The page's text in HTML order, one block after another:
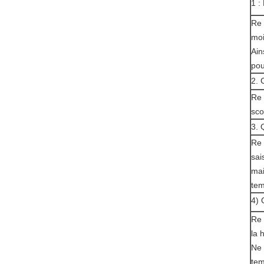
1 :
Re
2.
3.
Re
4)
Re
la
Ne